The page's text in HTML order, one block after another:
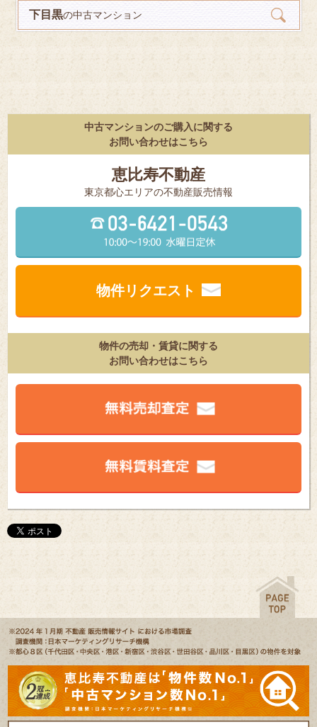
下目黒の中古マンション
中古マンションのご購入に関する
お問い合わせはこちら
恵比寿不動産
東京都⼼エリアの不動産販売情報
物件リクエスト
物件の売却・賃貸に関する
お問い合わせはこちら